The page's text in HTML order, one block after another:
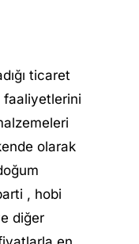
ticaret
faaliyetlerini
olarak
, hobi
diğer